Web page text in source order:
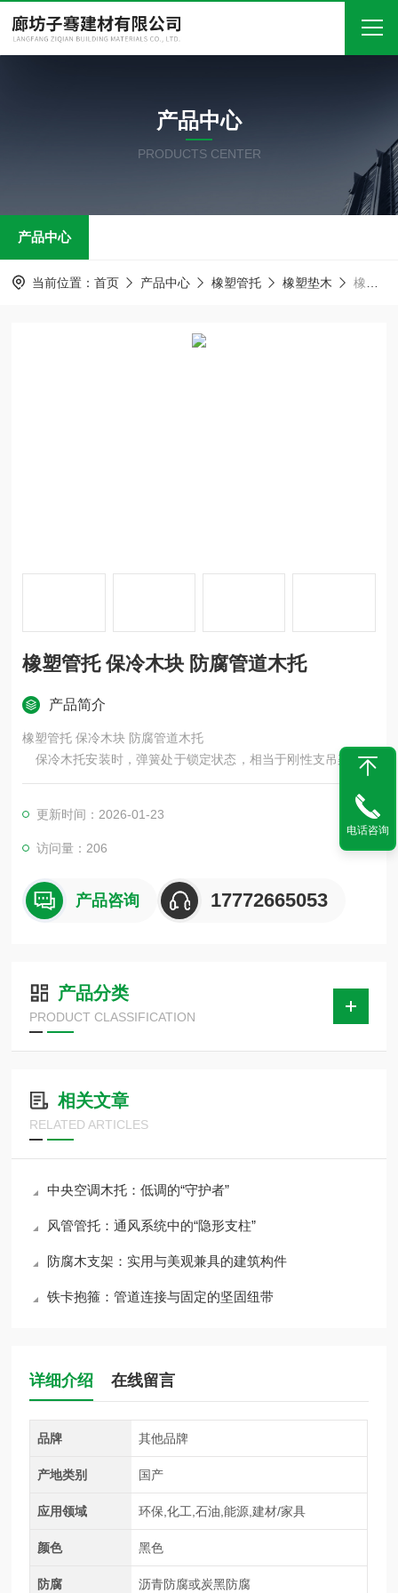
关于我们
产品中心
在线留言
产品中心
PRODUCTS CENTER
产品中心
当前位置： 首页 产品中心 橡塑管托 橡塑垫木 橡塑管托 保冷木块 防腐管道木托
橡塑管托 保冷木块 防腐管道木托
产品简介
橡塑管托 保冷木块 防腐管道木托
保冷木托安装时，弹簧处于锁定状态，相当于刚性支吊架，各
保冷木托的受力可能很不均匀，安装过程中随时调整支吊架的受
力大小。保冷木托安装完后，应系统地检查、调整一次，使两端
的固定口和冷紧值，应能满足对口工艺和设计要求，且保冷木托
受力没有明显的过大过小现象。
更新时间：2026-01-23
访问量：206
产品咨询 17772665053
产品分类
PRODUCT CLASSIFICATION
相关文章
RELATED ARTICLES
中央空调木托：低调的“守护者”
风管管托：通风系统中的“隐形支柱”
防腐木支架：实用与美观兼具的建筑构件
铁卡抱箍：管道连接与固定的坚固纽带
详细介绍 在线留言
品牌 其他品牌
产地类别 国产
应用领域 环保,化工,石油,能源,建材/家具
颜色 黑色
防腐 沥青防腐或炭黑防腐
电话咨询